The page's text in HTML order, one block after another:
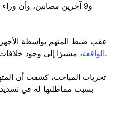
و9 آخرين مصابين، وأن وراء الواقعة أحد أفراد الأسرة
عقب ضبط المتهم بواسطة الأجهزة
الواقعة، مشيرًا إلى وجود خلافات بينه وبين أسرته خاصة شقيقته.
تحريات المباحث، كشفت أن
بسبب مماطلتها له في تسديد